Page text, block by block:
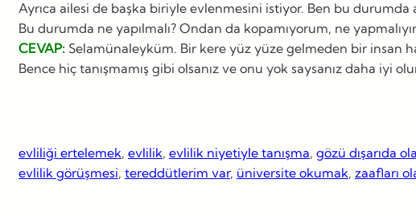
Ayrıca ailesi de başka biriyle evlenmesini istiyor. Ben bu
Bu durumda ne yapılmalı? Ondan da kopamıyorum, ne
CEVAP: Selamünaleyküm. Bir kere yüz yüze gelmeden bir insan
Bence hiç tanışmamış gibi olsanız ve onu yok saysanız daha iyi
evliliği ertelemek, evlilik, evlilik niyetiyle tanışma, gözü dışarıda
evlilik görüşmesi, tereddütlerim var, üniversite okumak, zaafları